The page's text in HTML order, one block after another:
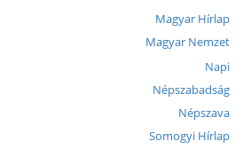
Magyar Hírlap
Magyar Nemzet
Napi
Népszabadság
Népszava
Somogyi Hírlap